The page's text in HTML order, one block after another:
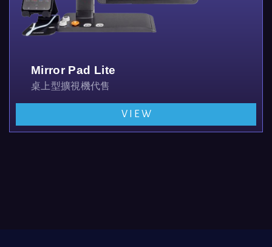
Mirror Pad Lite
桌上型擴視機代售
VIEW